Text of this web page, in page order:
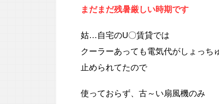
まだまだ残暑厳しい時期です
姑…自宅のU〇賃貸では
クーラーあっても電気代がしょっち
止められてたので
使っておらず、古～い扇風機のみ